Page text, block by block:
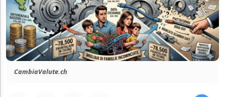
CambiaValute.ch